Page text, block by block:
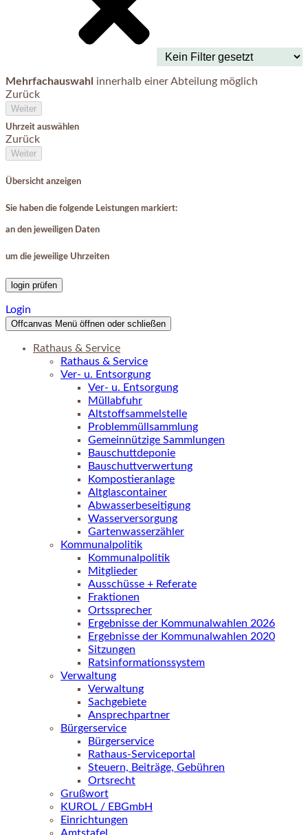
Mehrfachauswahl innerhalb einer Abteilung möglich
Zurück
Weiter
Uhrzeit auswählen
Zurück
Weiter
Übersicht anzeigen
Sie haben die folgende Leistungen markiert:
an den jeweiligen Daten
um die jeweilige Uhrzeiten
login prüfen
Login
Offcanvas Menü öffnen oder schließen
Rathaus & Service
Rathaus & Service
Ver- u. Entsorgung
Ver- u. Entsorgung
Müllabfuhr
Altstoffsammelstelle
Problemmüllsammlung
Gemeinnützige Sammlungen
Bauschuttdeponie
Bauschuttverwertung
Kompostieranlage
Altglascontainer
Abwasserbeseitigung
Wasserversorgung
Gartenwasserzähler
Kommunalpolitik
Kommunalpolitik
Mitglieder
Ausschüsse + Referate
Fraktionen
Ortssprecher
Ergebnisse der Kommunalwahlen 2026
Ergebnisse der Kommunalwahlen 2020
Sitzungen
Ratsinformationssystem
Verwaltung
Verwaltung
Sachgebiete
Ansprechpartner
Bürgerservice
Bürgerservice
Rathaus-Serviceportal
Steuern, Beiträge, Gebühren
Ortsrecht
Grußwort
KUROL / EBGmbH
Einrichtungen